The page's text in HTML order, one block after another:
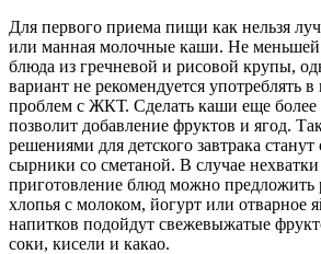
Для первого приема пищи как нельзя
или манная молочные каши. Не меньшей
блюда из гречневой и рисовой крупы,
вариант не рекомендуется употреблять
проблем с ЖКТ. Сделать каши еще более
позволит добавление фруктов и ягод.
решениями для детского завтрака
сырники со сметаной. В случае
приготовление блюд можно предложить
хлопья с молоком, йогурт или отварное
напитков подойдут свежевыжатые
соки, кисели и какао.